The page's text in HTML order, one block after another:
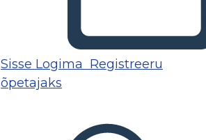
Sisse Logima Registreeru
õpetajaks